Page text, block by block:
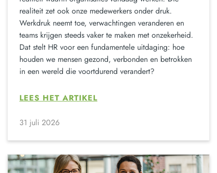
realiteit zet ook onze medewerkers onder druk.
Werkdruk neemt toe, verwachtingen veranderen en
teams krijgen steeds vaker te maken met onzekerheid.
Dat stelt HR voor een fundamentele uitdaging: hoe
houden we mensen gezond, verbonden en betrokken
in een wereld die voortdurend verandert?
LEES HET ARTIKEL
31 juli 2026